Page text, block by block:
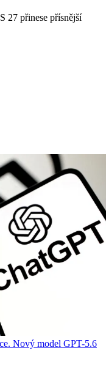
27 přinese přísnější
Nový model GPT-5.6